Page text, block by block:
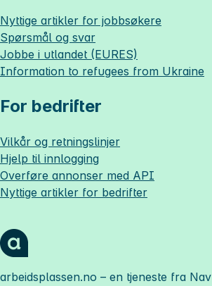
Nyttige artikler for jobbsøkere
Spørsmål og svar
Jobbe i utlandet (EURES)
Information to refugees from Ukraine
For bedrifter
Vilkår og retningslinjer
Hjelp til innlogging
Overføre annonser med API
Nyttige artikler for bedrifter
arbeidsplassen.no – en tjeneste fra Nav